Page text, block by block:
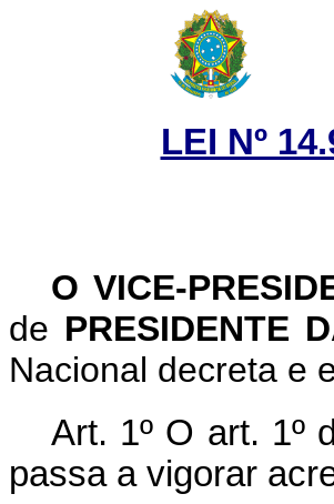
LEI Nº
O VICE-
de PRESIDENTE
Nacional decreta e
Art. 1º O art. 1º
passa a vigorar